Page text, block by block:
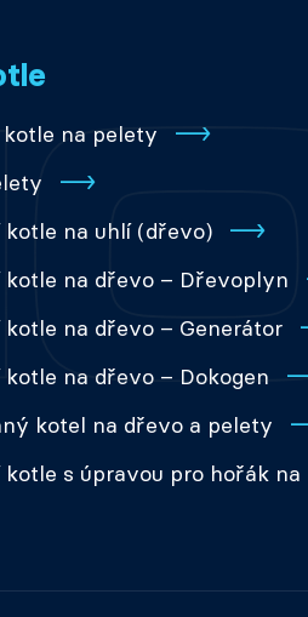
na pelety
na uhlí (dřevo)
na dřevo – Dřevoplyn
na dřevo – Generátor
na dřevo – Dokogen
kotel na dřevo a pelety
s úpravou pro hořák na